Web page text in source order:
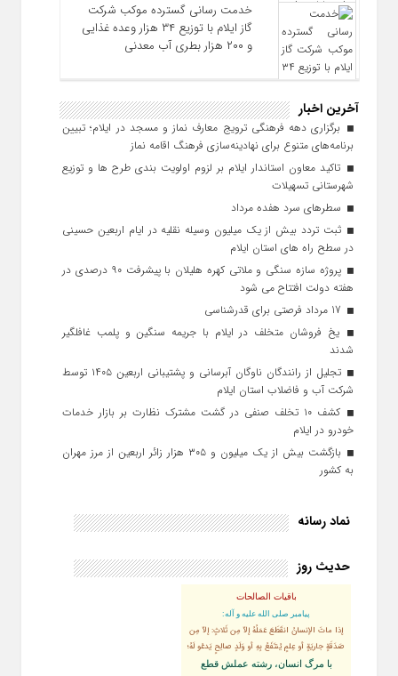
خدمت رسانی گسترده موکب شرکت
گاز ایلام با توزیع ۳۴ هزار وعده غذایی
و ۲۰۰ هزار بطری آب معدنی
آخرین اخبار
برگزاری دهه فرهنگی ترویج معارف نماز و مسجد در ایلام؛ تبیین
برنامه‌های متنوع برای نهادینه‌سازی فرهنگ اقامه نماز
تاکید معاون استاندار ایلام بر لزوم اولویت‌ بندی طرح‌ ها و توزیع
شهرستانی تسهیلات
سطرهای سرد هفده مرداد
ثبت تردد بیش از یک میلیون وسیله نقلیه در ایام اربعین حسینی
در سطح راه‌ های استان ایلام
پروژه سازه سنگی و ملاتی کهره هلیلان با پیشرفت ۹۰ درصدی در
هفته دولت افتتاح می شود
یخ‌ فروشان متخلف در ایلام با جریمه سنگین و پلمب غافلگیر
شدند
تجلیل از رانندگان ناوگان آبرسانی و پشتیبانی اربعین ۱۴۰۵ توسط
شرکت آب و فاضلاب استان ایلام
کشف ۱۰ تخلف صنفی در گشت مشترک نظارت بر بازار خدمات
خودرو در ایلام
بازگشت بیش از یک میلیون و ۳۰۵ هزار زائر اربعین از مرز مهران
به کشور
نماد رسانه
حدیث روز
باقیات الصالحات
پيامبر صلى‏ الله‏ عليه ‏و‏ آله:
إذا ماتَ الإنسانُ انقَطَعَ عَمَلُهُ إلاّ مِن ثَلاثٍ: إلاّ مِن
صَدَقَةٍ جاريَةٍ أو عِلمٍ يُنتَفَعُ بِهِ أو وَلَدٍ صالِحٍ يَدعُو لَهُ؛
با مرگ انسان، رشته عملش قطع